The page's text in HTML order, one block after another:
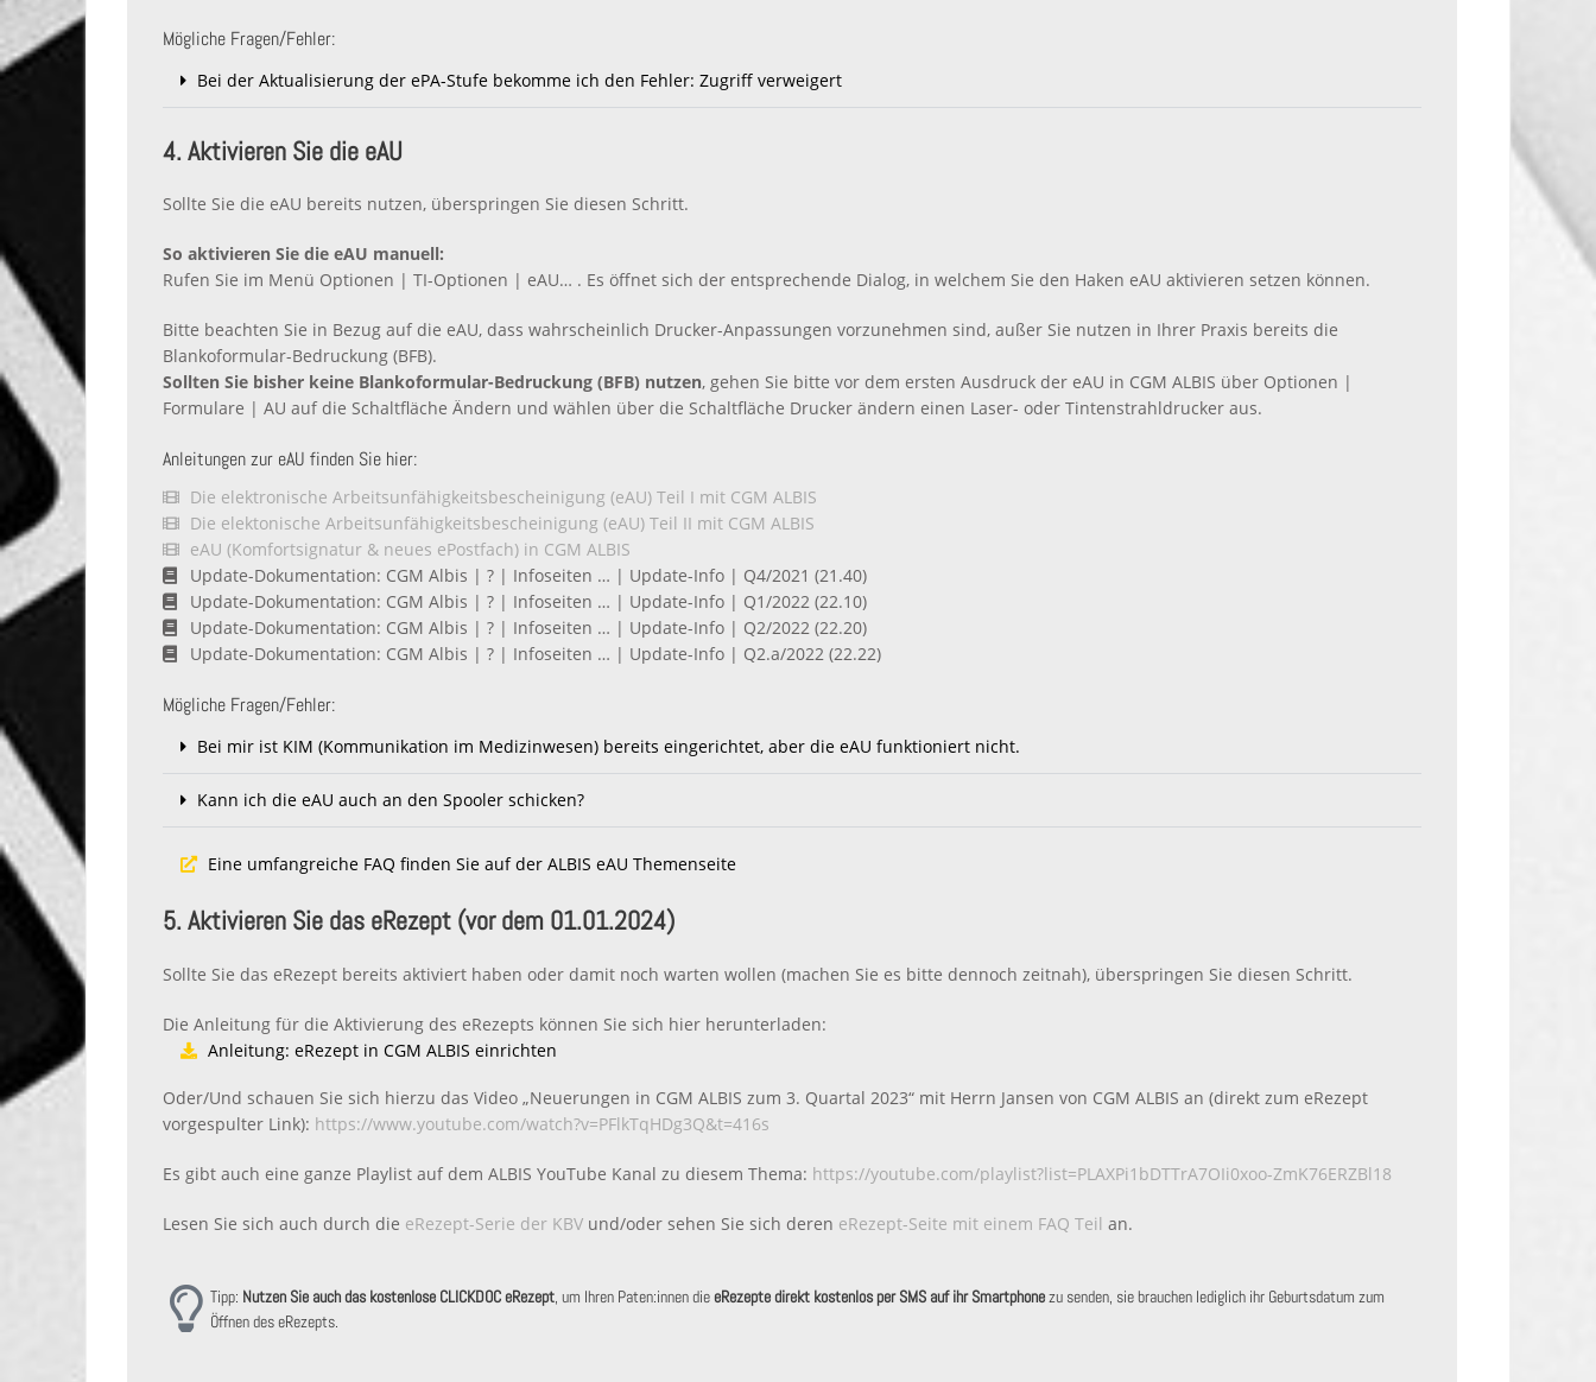
Mögliche Fragen/Fehler:
Bei der Aktualisierung der ePA-Stufe bekomme ich den Fehler: Zugriff verweigert
4. Aktivieren Sie die eAU
Sollte Sie die eAU bereits nutzen, überspringen Sie diesen Schritt.
So aktivieren Sie die eAU manuell:
Rufen Sie im Menü Optionen | TI-Optionen | eAU… . Es öffnet sich der entsprechende Dialog, in welchem Sie den Haken eAU aktivieren setzen können.
Bitte beachten Sie in Bezug auf die eAU, dass wahrscheinlich Drucker-Anpassungen vorzunehmen sind, außer Sie nutzen in Ihrer Praxis bereits die
Blankoformular-Bedruckung (BFB).
Sollten Sie bisher keine Blankoformular-Bedruckung (BFB) nutzen, gehen Sie bitte vor dem ersten Ausdruck der eAU in CGM ALBIS über Optionen |
Formulare | AU auf die Schaltfläche Ändern und wählen über die Schaltfläche Drucker ändern einen Laser- oder Tintenstrahldrucker aus.
Anleitungen zur eAU finden Sie hier:
Die elektronische Arbeitsunfähigkeitsbescheinigung (eAU) Teil I mit CGM ALBIS
Die elektonische Arbeitsunfähigkeitsbescheinigung (eAU) Teil II mit CGM ALBIS
eAU (Komfortsignatur & neues ePostfach) in CGM ALBIS
Update-Dokumentation: CGM Albis | ? | Infoseiten … | Update-Info | Q4/2021 (21.40)
Update-Dokumentation: CGM Albis | ? | Infoseiten … | Update-Info | Q1/2022 (22.10)
Update-Dokumentation: CGM Albis | ? | Infoseiten … | Update-Info | Q2/2022 (22.20)
Update-Dokumentation: CGM Albis | ? | Infoseiten … | Update-Info | Q2.a/2022 (22.22)
Mögliche Fragen/Fehler:
Bei mir ist KIM (Kommunikation im Medizinwesen) bereits eingerichtet, aber die eAU funktioniert nicht.
Kann ich die eAU auch an den Spooler schicken?
Eine umfangreiche FAQ finden Sie auf der ALBIS eAU Themenseite
5. Aktivieren Sie das eRezept (vor dem 01.01.2024)
Sollte Sie das eRezept bereits aktiviert haben oder damit noch warten wollen (machen Sie es bitte dennoch zeitnah), überspringen Sie diesen Schritt.
Die Anleitung für die Aktivierung des eRezepts können Sie sich hier herunterladen:
Anleitung: eRezept in CGM ALBIS einrichten
Oder/Und schauen Sie sich hierzu das Video „Neuerungen in CGM ALBIS zum 3. Quartal 2023“ mit Herrn Jansen von CGM ALBIS an (direkt zum eRezept
vorgespulter Link): https://www.youtube.com/watch?v=PFlkTqHDg3Q&t=416s
Es gibt auch eine ganze Playlist auf dem ALBIS YouTube Kanal zu diesem Thema: https://youtube.com/playlist?list=PLAXPi1bDTTrA7OIi0xoo-ZmK76ERZBl18
Lesen Sie sich auch durch die eRezept-Serie der KBV und/oder sehen Sie sich deren eRezept-Seite mit einem FAQ Teil an.
Tipp: Nutzen Sie auch das kostenlose CLICKDOC eRezept , um Ihren Paten:innen dieeRezepte direkt kostenlos per SMS auf ihr Smartphonezu senden, sie brauchen lediglich ihr Geburtsdatum zum
Öffnen des eRezepts.